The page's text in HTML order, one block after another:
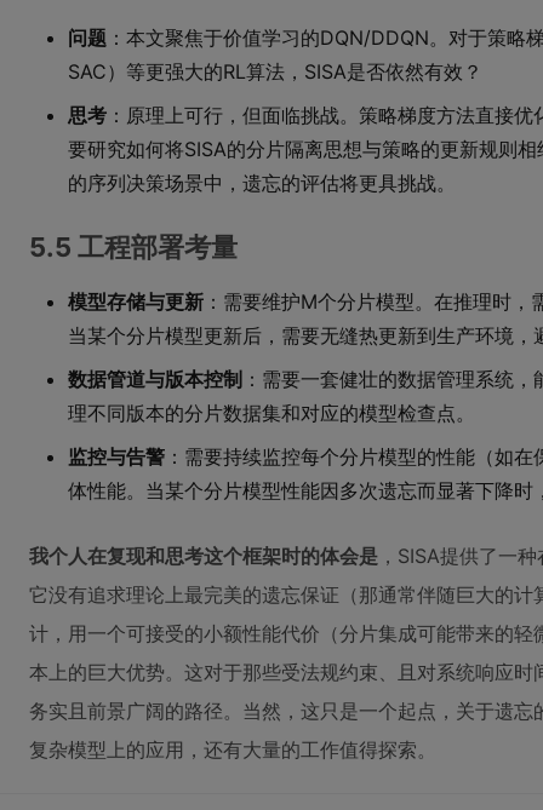
问题 ：本文聚焦于价值学习的DQN/DDQN。对于策略
SAC）等更强大的RL算法，SISA是否依然有效？
思考 ：原理上可行，但面临挑战。策略梯度方法直接
要研究如何将SISA的分片隔离思想与策略的更新规则
的序列决策场景中，遗忘的评估将更具挑战。
5.5 工程部署考量
模型存储与更新 ：需要维护M个分片模型。在推理时
当某个分片模型更新后，需要无缝热更新到生产环境，
数据管道与版本控制 ：需要一套健壮的数据管理系统
理不同版本的分片数据集和对应的模型检查点。
监控与告警 ：需要持续监控每个分片模型的性能（如
体性能。当某个分片模型性能因多次遗忘而显著下降时
我个人在复现和思考这个框架时的体会是 ，SISA提供了一
它没有追求理论上最完美的遗忘保证（那通常伴随巨大的
计，用一个可接受的小额性能代价（分片集成可能带来的
本上的巨大优势。这对于那些受法规约束、且对系统响应
务实且前景广阔的路径。当然，这只是一个起点，关于遗
复杂模型上的应用，还有大量的工作值得探索。